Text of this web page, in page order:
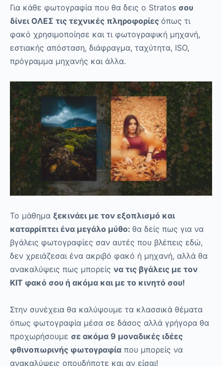
Για κάθε φωτογραφία που θα δεις ο Stratos σου
δίνει ΟΛΕΣ τις τεχνικές πληροφορίες όπως τι
φακό χρησιμοποίησε και τι φωτογραφική μηχανή,
εστιακής απόσταση, διάφραγμα, ταχύτητα, ISO,
πρόγραμμα μηχανής και άλλα.
Το μάθημα ξεκινάει με τον εξοπλισμό και
καταρρίπτει ένα μεγάλο μύθο: θα δείς πως για να
βγάλεις φωτογραφίες σαν αυτές που βλέπεις εδώ,
δεν χρειάζεσαι ένα ακριβό φακό ή μηχανή, αλλά θα
ανακαλύψεις πως μπορείς να τις βγάλεις με τον
KIT φακό σου ή ακόμα και με το κινητό σου!
Στην συνέχεια θα καλύψουμε τα κλασσικά θέματα
όπως φωτογραφία μέσα σε δάσος αλλά γρήγορα θα
προχωρήσουμε σε ακόμα 9 μοναδικές ιδέες
φθινοπωρινής φωτογραφία που μπορείς να
ανακαλύψεις οπουδήποτε και αν είσαι!